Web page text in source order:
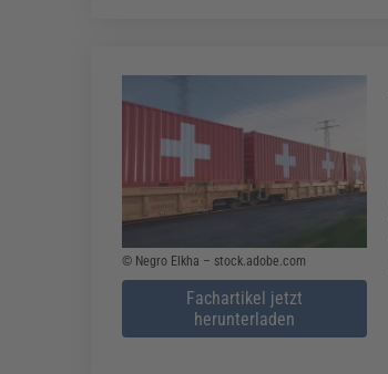
© Negro Elkha – stock.adobe.com
Fachartikel jetzt
herunterladen